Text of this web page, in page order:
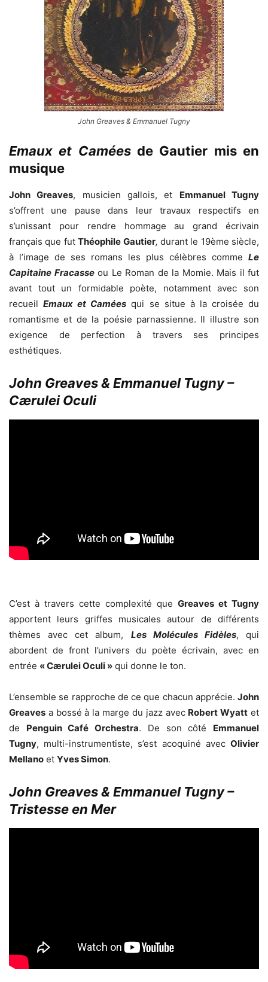
John Greaves & Emmanuel Tugny
Emaux et Caméesde Gautier mis en
musique
John Greaves, musicien gallois, et Emmanuel Tugny
s’offrent une pause dans leur travaux respectifs en
s’unissant pour rendre hommage au grand écrivain
français que futThéophile Gautier, durant le 19ème siècle,
à l’image de ses romans les plus célèbres comme Le
Capitaine Fracasseou Le Roman de la Momie. Mais il fut
avant tout un formidable poète, notamment avec son
recueilEmaux et Camées qui se situe à la croisée du
romantisme et de la poésie parnassienne. Il illustre son
exigence de perfection à travers ses principes
esthétiques.
John Greaves & Emmanuel Tugny –
Cærulei Oculi
C’est à travers cette complexité que Greaves et Tugny
apportent leurs griffes musicales autour de différents
thèmes avec cet album, Les Molécules Fidèles, qui
abordent de front l’univers du poète écrivain, avec en
entrée « Cærulei Oculi » qui donne le ton.
L’ensemble se rapproche de ce que chacun apprécie. John
Greaves a bossé à la marge du jazz avec Robert Wyatt et
de Penguin Café Orchestra. De son côté Emmanuel
Tugny, multi-instrumentiste, s’est acoquiné avec Olivier
Mellano et Yves Simon.
John Greaves & Emmanuel Tugny –
Tristesse en Mer